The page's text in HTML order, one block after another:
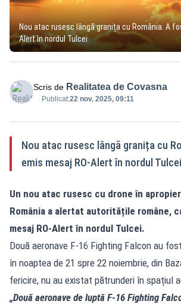
Nou atac rusesc lângă granița cu România. A
Alert în nordul Tulcei
Scris de Realitatea de Covasna
Publicat:22 nov. 2025, 09:11
Nou atac rusesc lângă granița cu
emis mesaj RO-Alert în nordul Tulcei
Un nou atac rusesc cu drone în
România a alertat autoritățile române,
mesaj RO-Alert în nordul Tulcei.
Două aeronave F-16 Fighting Falcon au
în noaptea de 21 spre 22 noiembrie, din
fericire, nu au existat pătrunderi în spațiul
„Două aeronave de luptă F-16 Fighting